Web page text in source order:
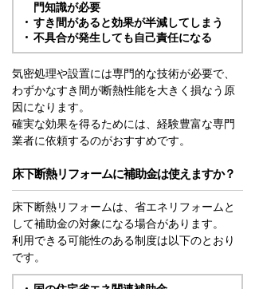
門知識が必要
すき間があると効果が半減してしまう
不具合が発生しても自己責任になる
気密処理や設置には専門的な技術が必要で、
わずかなすき間が断熱性能を大きく損なう原
因になります。
確実な効果を得るためには、経験豊富な専門
業者に依頼するのがおすすめです。
床下断熱リフォームに補助金は使えますか？
床下断熱リフォームは、省エネリフォームと
して補助金の対象になる場合があります。
利用できる可能性のある制度は以下のとおり
です。